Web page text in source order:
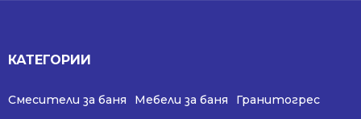
КАТЕГОРИИ
Смесители за баня Мебели за баня
Гранитогрес